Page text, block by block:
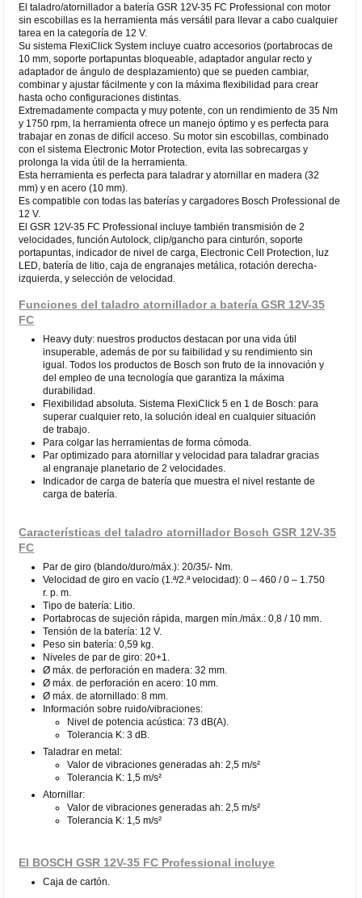
El taladro/atornillador a batería GSR 12V-35 FC Professional con motor
sin escobillas es la herramienta más versátil para llevar a cabo cualquier
tarea en la categoría de 12 V.
Su sistema FlexiClick System incluye cuatro accesorios (portabrocas de
10 mm, soporte portapuntas bloqueable, adaptador angular recto y
adaptador de ángulo de desplazamiento) que se pueden cambiar,
combinar y ajustar fácilmente y con la máxima flexibilidad para crear
hasta ocho configuraciones distintas.
Extremadamente compacta y muy potente, con un rendimiento de 35 Nm
y 1750 rpm, la herramienta ofrece un manejo óptimo y es perfecta para
trabajar en zonas de difícil acceso. Su motor sin escobillas, combinado
con el sistema Electronic Motor Protection, evita las sobrecargas y
prolonga la vida útil de la herramienta.
Esta herramienta es perfecta para taladrar y atornillar en madera (32
mm) y en acero (10 mm).
Es compatible con todas las baterías y cargadores Bosch Professional de
12 V.
El GSR 12V-35 FC Professional incluye también transmisión de 2
velocidades, función Autolock, clip/gancho para cinturón, soporte
portapuntas, indicador de nivel de carga, Electronic Cell Protection, luz
LED, batería de litio, caja de engranajes metálica, rotación derecha-
izquierda, y selección de velocidad.
Funciones del taladro atornillador a batería GSR 12V-35
FC
Heavy duty: nuestros productos destacan por una vida útil
insuperable, además de por su faibilidad y su rendimiento sin
igual. Todos los productos de Bosch son fruto de la innovación y
del empleo de una tecnología que garantiza la máxima
durabilidad.
Flexibilidad absoluta. Sistema FlexiClick 5 en 1 de Bosch: para
superar cualquier reto, la solución ideal en cualquier situación
de trabajo.
Para colgar las herramientas de forma cómoda.
Par optimizado para atornillar y velocidad para taladrar gracias
al engranaje planetario de 2 velocidades.
Indicador de carga de batería que muestra el nivel restante de
carga de batería.
Características del taladro atornillador Bosch GSR 12V-35
FC
Par de giro (blando/duro/máx.): 20/35/- Nm.
Velocidad de giro en vacío (1.ª/2.ª velocidad): 0 – 460 / 0 – 1.750
r. p. m.
Tipo de batería: Litio.
Portabrocas de sujeción rápida, margen mín./máx.: 0,8 / 10 mm.
Tensión de la batería: 12 V.
Peso sin batería: 0,59 kg.
Niveles de par de giro: 20+1.
Ø máx. de perforación en madera: 32 mm.
Ø máx. de perforación en acero: 10 mm.
Ø máx. de atornillado: 8 mm.
Información sobre ruido/vibraciones:
Nivel de potencia acústica: 73 dB(A).
Tolerancia K: 3 dB.
Taladrar en metal:
Valor de vibraciones generadas ah: 2,5 m/s²
Tolerancia K: 1,5 m/s²
Atornillar:
Valor de vibraciones generadas ah: 2,5 m/s²
Tolerancia K: 1,5 m/s²
El BOSCH GSR 12V-35 FC Professional incluye
Caja de cartón.